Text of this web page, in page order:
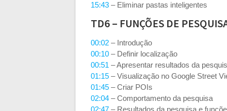
15:43 – Eliminar pastas inteligentes
TD6 – FUNÇÕES DE
00:02 – Introdução
00:10 – Definir localização
00:51 – Apresentar resultados da
01:15 – Visualização no Google Street
01:45 – Criar POIs
02:04 – Comportamento da pesquisa